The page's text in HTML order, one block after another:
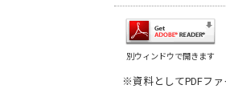
別ウィンドウで開きます
※資料としてPDFファ